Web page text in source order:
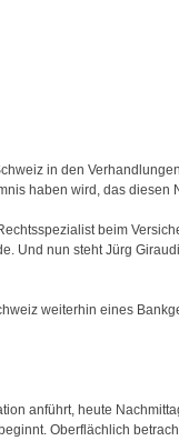
in den
haben wird, das diesen
beim
Und nun steht Jürg
weiterhin eines
anführt, heute
Oberflächlich